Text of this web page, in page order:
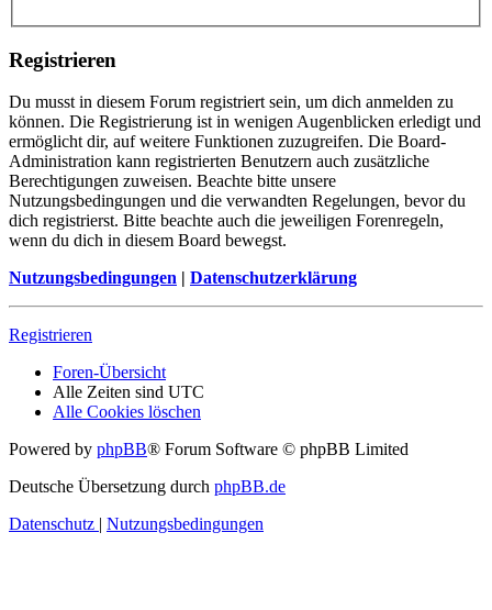
Registrieren
Du musst in diesem Forum registriert sein, um dich anmelden zu
können. Die Registrierung ist in wenigen Augenblicken erledigt und
ermöglicht dir, auf weitere Funktionen zuzugreifen. Die Board-
Administration kann registrierten Benutzern auch zusätzliche
Berechtigungen zuweisen. Beachte bitte unsere
Nutzungsbedingungen und die verwandten Regelungen, bevor du
dich registrierst. Bitte beachte auch die jeweiligen Forenregeln,
wenn du dich in diesem Board bewegst.
Nutzungsbedingungen | Datenschutzerklärung
Registrieren
Foren-Übersicht
Alle Zeiten sind UTC
Alle Cookies löschen
Powered by phpBB® Forum Software © phpBB Limited
Deutsche Übersetzung durch phpBB.de
Datenschutz | Nutzungsbedingungen